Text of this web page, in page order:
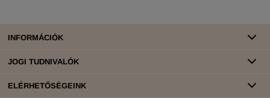
INFORMÁCIÓK
JOGI TUDNIVALÓK
ELÉRHETŐSÉGEINK